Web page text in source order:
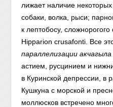
лижает наличие
собаки, волка, рыси;
к лептобосу,
Hipparion crusafonti. Все
параллелизации
астием, русцинием и
в Куринской депрессии, в
Кушкуна с морской и
моллюсков встречено